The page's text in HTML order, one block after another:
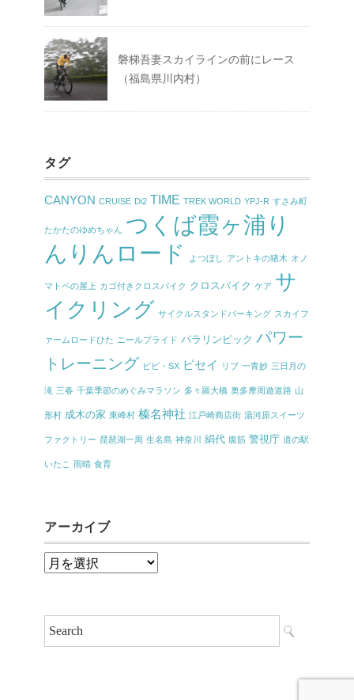
磐梯吾妻スカイラインの前にレース
（福島県川内村）
タグ
CANYON CRUISE Di2 TIME TREK WORLD YPJ-R すさみ町
たかたのゆめちゃん つくば霞ヶ浦り
んりんロード
よつぼし アントキの猪木 オノ
マトペの屋上 カゴ付きクロスバイク クロスバイク ケア サ
イクリング サイクルスタンドパーキング スカイフ
ァームロードひた ニールプライド パラリンピック パワー
トレーニング ビビ・SX ピセイ リブ 一青妙 三日月の
滝 三春 千葉季節のめぐみマラソン 多々羅大橋 奥多摩周遊道路 山
形村 成木の家 東峰村 榛名神社 江戸崎商店街 湯河原スイーツ
ファクトリー 琵琶湖一周 生名島 神奈川 絹代 腹筋 警視庁 道の駅
いたこ 雨晴 食育
アーカイブ
ア
イ